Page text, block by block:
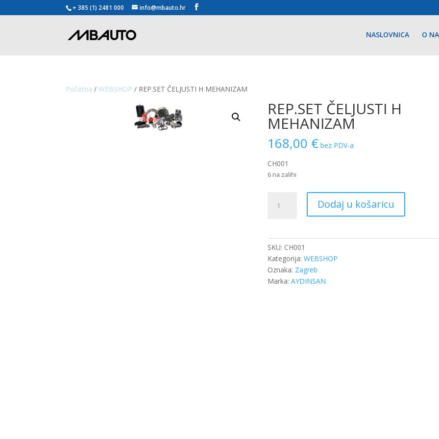
+ 385 (1) 2481 000 info@mbauto.hr
NASLOVNICA O
Početna /WEBSHOP / REP.SET ČELJUSTI H MEHANIZAM
REP.SET ČELJUSTI H
MEHANIZAM
168,00 € bez PDV-a
CH001
6 na zalihi
ČELJUSTI
Dodaj u košaricu
SKU: CH001
Kategorija:WEBSHOP
Oznaka: Zagreb
Marka:AYDINSAN